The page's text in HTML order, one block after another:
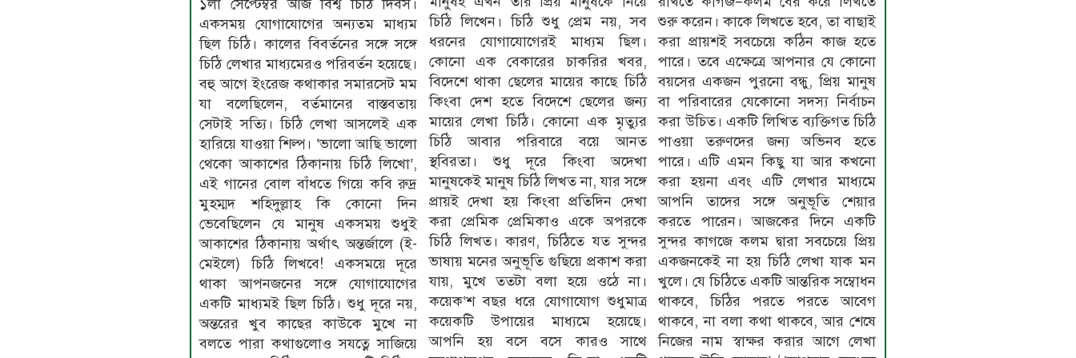
১লা সেপ্টেম্বর আজ বিশ্ব চিঠি দিবস।
একসময় যোগাযোগের অন্যতম মাধ্যম
ছিল চিঠি। কালের বিবর্তনের সঙ্গে সঙ্গে
চিঠি লেখার মাধ্যমেরও পরিবর্তন হয়েছে।
বহু আগে ইংরেজ কথাকার সমারসেট মম
যা বলেছিলেন, বর্তমানের বাস্তবতায়
সেটাই সত্যি। চিঠি লেখা আসলেই এক
হারিয়ে যাওয়া শিল্প। ‘ভালো আছি ভালো
থেকো আকাশের ঠিকানায় চিঠি লিখো’,
এই গানের বোল বাঁধতে গিয়ে কবি রুদ্র
মুহম্মদ শহিদুল্লাহ কি কোনো দিন
ভেবেছিলেন যে মানুষ একসময় শুধুই
আকাশের ঠিকানায় অর্থাৎ অন্তর্জালে (ই-
মেইলে) চিঠি লিখবে! একসময়ে দূরে
থাকা আপনজনের সঙ্গে যোগাযোগের
একটি মাধ্যমই ছিল চিঠি। শুধু দূরে নয়,
অন্তরের খুব কাছের কাউকে মুখে না
বলতে পারা কথাগুলোও সযত্নে সাজিয়ে
চিঠি লিখেন। চিঠি শুধু প্রেম নয়, সব
ধরনের যোগাযোগেরই মাধ্যম ছিল।
কোনো এক বেকারের চাকরির খবর,
বিদেশে থাকা ছেলের মায়ের কাছে চিঠি
কিংবা দেশ হতে বিদেশে ছেলের জন্য
মায়ের লেখা চিঠি। কোনো এক মৃত্যুর
চিঠি আবার পরিবারে বয়ে আনত
স্থবিরতা। শুধু দূরে কিংবা অদেখা
মানুষকেই মানুষ চিঠি লিখত না, যার সঙ্গে
প্রায়ই দেখা হয় কিংবা প্রতিদিন দেখা
করা প্রেমিক প্রেমিকাও একে অপরকে
চিঠি লিখত। কারণ, চিঠিতে যত সুন্দর
ভাষায় মনের অনুভূতি গুছিয়ে প্রকাশ করা
যায়, মুখে ততটা বলা হয়ে ওঠে না।
কয়েক‘শ বছর ধরে যোগাযোগ শুধুমাত্র
কয়েকটি উপায়ের মাধ্যমে হয়েছে।
আপনি হয় বসে বসে কারও সাথে
শুরু করেন। কাকে লিখতে হবে, তা বাছাই
করা প্রায়শই সবচেয়ে কঠিন কাজ হতে
পারে। তবে এক্ষেত্রে আপনার যে কোনো
বয়সের একজন পুরনো বন্ধু, প্রিয় মানুষ
বা পরিবারের যেকোনো সদস্য নির্বাচন
করা উচিত। একটি লিখিত ব্যক্তিগত চিঠি
পাওয়া তরুণদের জন্য অভিনব হতে
পারে। এটি এমন কিছু যা আর কখনো
করা হয়না এবং এটি লেখার মাধ্যমে
আপনি তাদের সঙ্গে অনুভূতি শেয়ার
করতে পারেন। আজকের দিনে একটি
সুন্দর কাগজে কলম দ্বারা সবচেয়ে প্রিয়
একজনকেই না হয় চিঠি লেখা যাক মন
খুলে। যে চিঠিতে একটি আন্তরিক সম্বোধন
থাকবে, চিঠির পরতে পরতে আবেগ
থাকবে, না বলা কথা থাকবে, আর শেষে
নিজের নাম স্বাক্ষর করার আগে লেখা